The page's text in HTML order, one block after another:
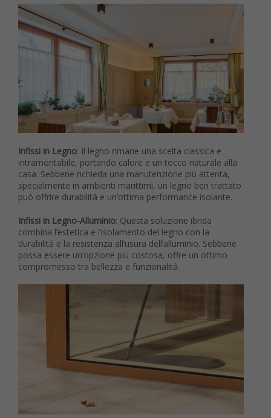
Infissi in Legno: Il legno rimane una scelta classica e
intramontabile, portando calore e un tocco naturale alla
casa. Sebbene richieda una manutenzione più attenta,
specialmente in ambienti marittimi, un legno ben trattato
può offrire durabilità e un’ottima performance isolante.
Infissi in Legno-Alluminio: Questa soluzione ibrida
combina l’estetica e l’isolamento del legno con la
durabilità e la resistenza all’usura dell’alluminio. Sebbene
possa essere un’opzione più costosa, offre un ottimo
compromesso tra bellezza e funzionalità.